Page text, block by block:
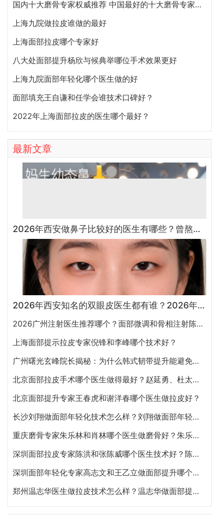
国内十大磨骨专家权威推荐 中国最好的十大磨骨专家排名
上海九院做拉皮谁做的最好
上海面部拉皮哪个专家好
八大处面部提升杨欣与候典举哪位手术效果更好
上海九院面部年轻化哪个医生做的好
面部填充王自谦和任学会谁技术口碑好？
2022年上海面部拉皮的医生哪个最好？
最新文章
2026年西安做鼻子比较好的医生有哪些？曾熬、霍玉旺、房志强、蒋立、刘宝军哪个更好？
2026年西安知名的双眼皮医生都有谁？2026年西安双眼皮专家预约排行榜大全
2026广州注射医生推荐哪个？面部微调和骨相注射陈超越、赵江辉、张少伟、曾东、玄峰、邓咏谁好？
上海面部提示拉皮专家倪锋和李峰哪个技术好？
广州曙光玄峰院长揭秘：为什么韩式韧带提升能避免面部臃肿？
北京面部拉皮手术哪个医生做得最好？赵延勇、杜太超、王春虎、袁强谁做提升好？
北京面部提升专家王春虎和谢洋春哪个医生做拉皮好？
长沙刘翔做面部年轻化技术怎么样？刘翔做面部年轻化多少钱？
重庆磨骨专家朱乐林和肖林哪个医生做磨骨好？朱乐林和肖林做改脸型吗？
深圳面部拉皮专家陈洪和张陈威哪个医生技术好？陈洪和张陈威面部提升预约咨询电话
深圳面部年轻化专家高志文和王乙立做面部提升哪个技术好？高志文和王乙立预约咨询电话
郑州温志华医生做拉皮技术怎么样？温志华做面部提升年轻化效果好不好？温志华预约电话